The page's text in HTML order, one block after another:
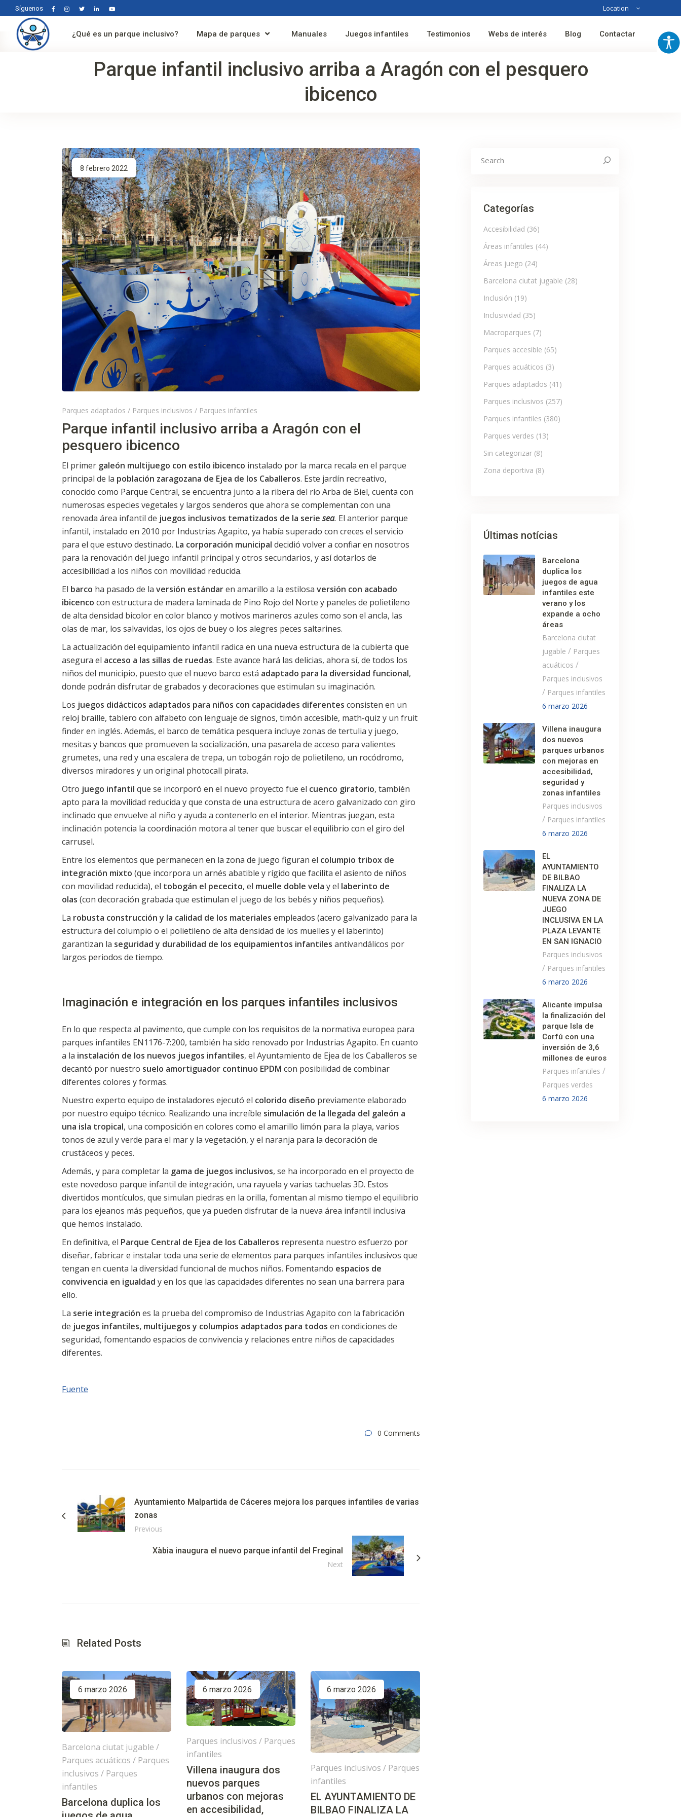
Síguenos Location
Australia
¿Qué es un parque inclusivo? Mapa de parques Manuales Juegos infantiles Testimonios Webs de interés Blog Contactar
Parque infantil inclusivo arriba a Aragón con el pesquero
ibicenco
8 febrero 2022
Parques adaptados / Parques inclusivos / Parques infantiles
Parque infantil inclusivo arriba a Aragón con el
pesquero ibicenco
El primer galeón multijuego con estilo ibicenco instalado por la marca recala en el parque
principal de la población zaragozana de Ejea de los Caballeros. Este jardín recreativo,
conocido como Parque Central, se encuentra junto a la ribera del río Arba de Biel, cuenta con
numerosas especies vegetales y largos senderos que ahora se complementan con una
renovada área infantil de juegos inclusivos tematizados de la serie sea. El anterior parque
infantil, instalado en 2010 por Industrias Agapito, ya había superado con creces el servicio
para el que estuvo destinado. La corporación municipal decidió volver a confiar en nosotros
para la renovación del juego infantil principal y otros secundarios, y así dotarlos de
accesibilidad a los niños con movilidad reducida.
El barco ha pasado de la versión estándaren amarillo a la estilosa versión con acabado
ibicenco con estructura de madera laminada de Pino Rojo del Norte y paneles de polietileno
de alta densidad bicolor en color blanco y motivos marineros azules como son el ancla, las
olas de mar, los salvavidas, los ojos de buey o los alegres peces saltarines.
La actualización del equipamiento infantil radica en una nueva estructura de la cubierta que
asegura el acceso a las sillas de ruedas. Este avance hará las delicias, ahora sí, de todos los
niños del municipio, puesto que el nuevo barco está adaptado para la diversidad funcional,
donde podrán disfrutar de grabados y decoraciones que estimulan su imaginación.
Los juegos didácticos adaptados para niños con capacidades diferentes consisten en un
reloj braille, tablero con alfabeto con lenguaje de signos, timón accesible, math-quiz y un fruit
finder en inglés. Además, el barco de temática pesquera incluye zonas de tertulia y juego,
mesitas y bancos que promueven la socialización, una pasarela de acceso para valientes
grumetes, una red y una escalera de trepa, un tobogán rojo de polietileno, un rocódromo,
diversos miradores y un original photocall pirata.
Otro juego infantil que se incorporó en el nuevo proyecto fue el cuenco giratorio, también
apto para la movilidad reducida y que consta de una estructura de acero galvanizado con giro
inclinado que envuelve al niño y ayuda a contenerlo en el interior. Mientras juegan, esta
inclinación potencia la coordinación motora al tener que buscar el equilibrio con el giro del
carrusel.
Entre los elementos que permanecen en la zona de juego figuran el columpio tribox de
integración mixto (que incorpora un arnés abatible y rígido que facilita el asiento de niños
con movilidad reducida), el tobogán el pececito, el muelle doble vela y el laberinto de
olas (con decoración grabada que estimulan el juego de los bebés y niños pequeños).
La robusta construcción y la calidad de los materiales empleados (acero galvanizado para la
estructura del columpio o el polietileno de alta densidad de los muelles y el laberinto)
garantizan la seguridad y durabilidad de los equipamientos infantiles antivandálicos por
largos periodos de tiempo.
Imaginación e integración en los parques infantiles inclusivos
En lo que respecta al pavimento, que cumple con los requisitos de la normativa europea para
parques infantiles EN1176-7:200, también ha sido renovado por Industrias Agapito. En cuanto
a la instalación de los nuevos juegos infantiles, el Ayuntamiento de Ejea de los Caballeros se
decantó por nuestro suelo amortiguador continuo EPDM con posibilidad de combinar
diferentes colores y formas.
Nuestro experto equipo de instaladores ejecutó el colorido diseño previamente elaborado
por nuestro equipo técnico. Realizando una increíble simulación de la llegada del galeón a
una isla tropical, una composición en colores como el amarillo limón para la playa, varios
tonos de azul y verde para el mar y la vegetación, y el naranja para la decoración de
crustáceos y peces.
Además, y para completar la gama de juegos inclusivos, se ha incorporado en el proyecto de
este novedoso parque infantil de integración, una rayuela y varias tachuelas 3D. Estos
divertidos montículos, que simulan piedras en la orilla, fomentan al mismo tiempo el equilibrio
para los ejeanos más pequeños, que ya pueden disfrutar de la nueva área infantil inclusiva
que hemos instalado.
En definitiva, el Parque Central de Ejea de los Caballeros representa nuestro esfuerzo por
diseñar, fabricar e instalar toda una serie de elementos para parques infantiles inclusivos que
tengan en cuenta la diversidad funcional de muchos niños. Fomentando espacios de
convivencia en igualdad y en los que las capacidades diferentes no sean una barrera para
ello.
La serie integración es la prueba del compromiso de Industrias Agapito con la fabricación
de juegos infantiles, multijuegos y columpios adaptados para todos en condiciones de
seguridad, fomentando espacios de convivencia y relaciones entre niños de capacidades
diferentes.
Fuente
0 Comments
Ayuntamiento Malpartida de Cáceres mejora los parques infantiles de varias
zonas
Previous
Xàbia inaugura el nuevo parque infantil del Freginal
Next
Related Posts
6 marzo 2026
Barcelona ciutat jugable /
Parques acuáticos / Parques
inclusivos / Parques
infantiles
Barcelona duplica los
6 marzo 2026
Parques inclusivos / Parques
infantiles
Villena inaugura dos
nuevos parques
urbanos con mejoras
en accesibilidad,
6 marzo 2026
Parques inclusivos / Parques
infantiles
EL AYUNTAMIENTO DE
BILBAO FINALIZA LA
Categorías
Accesibilidad (36)
Áreas infantiles (44)
Áreas juego (24)
Barcelona ciutat jugable (28)
Inclusión (19)
Inclusividad (35)
Macroparques (7)
Parques accesible (65)
Parques acuáticos (3)
Parques adaptados (41)
Parques inclusivos (257)
Parques infantiles (380)
Parques verdes (13)
Sin categorizar(8)
Zona deportiva (8)
Últimas notícias
Barcelona
duplica los
juegos de agua
infantiles este
verano y los
expande a ocho
áreas
Barcelona ciutat
jugable / Parques
acuáticos /
Parques inclusivos
/ Parques infantiles
6 marzo 2026
Villena inaugura
dos nuevos
parques urbanos
con mejoras en
accesibilidad,
seguridad y
zonas infantiles
Parques inclusivos
/ Parques infantiles
6 marzo 2026
EL
AYUNTAMIENTO
DE BILBAO
FINALIZA LA
NUEVA ZONA DE
JUEGO
INCLUSIVA EN LA
PLAZA LEVANTE
EN SAN IGNACIO
Parques inclusivos
/ Parques infantiles
6 marzo 2026
Alicante impulsa
la finalización del
parque Isla de
Corfú con una
inversión de 3,6
millones de euros
Parques infantiles /
Parques verdes
6 marzo 2026